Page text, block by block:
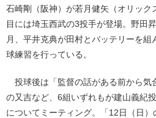
石崎剛（阪神）が若月健矢（オリック
目には埼玉西武の3投手が登場。野田
月、平井克典が田村とバッテリーを
球練習を行っている。
投球後は「監督の話がある前から気
の又吉など、6組いずれもが建山義紀
についてミーティング。「12日（日